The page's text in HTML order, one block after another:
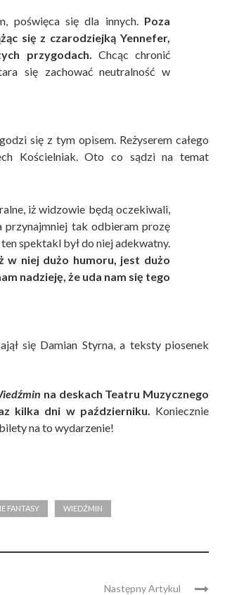
poświęca się dla innych. Poza
się z czarodziejką Yennefer,
przygodach. Chcąc chronić
się zachować neutralność w
się z tym opisem. Reżyserem całego
Kościelniak. Oto co sądzi na temat
iż widzowie będą oczekiwali,
przynajmniej tak odbieram prozę
spektakl był do niej adekwatny.
w niej dużo humoru, jest dużo
nadzieję, że uda nam się tego
się Damian Styrna, a teksty piosenek
na deskach Teatru Muzycznego
kilka dni w październiku. Koniecznie
na to wydarzenie!
FANTASY WIEDŹMIN
Następny Artykul